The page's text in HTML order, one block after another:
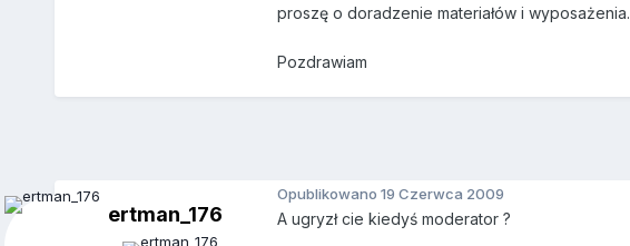
proszę o doradzenie materiałów i wyposażenia.
Pozdrawiam
ertman_176
Opublikowano 19 Czerwca 2009
A ugryzł cie kiedyś moderator ?